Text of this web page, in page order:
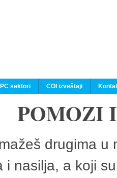
sektori COI izveštaji
POMOZI
drugima
i nasilja, a koji